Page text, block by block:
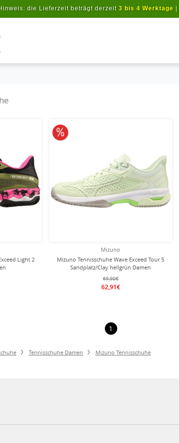
die Lieferzeit beträgt derzeit 3 bis 4 Werktage
Light 2
Mizuno
Mizuno Tennisschuhe Wave Exceed Tour 5
Sandplatz/Clay hellgrün Damen
69,90€
62,91€
10% reduziert
1
Tennisschuhe Damen Mizuno Tennisschuhe